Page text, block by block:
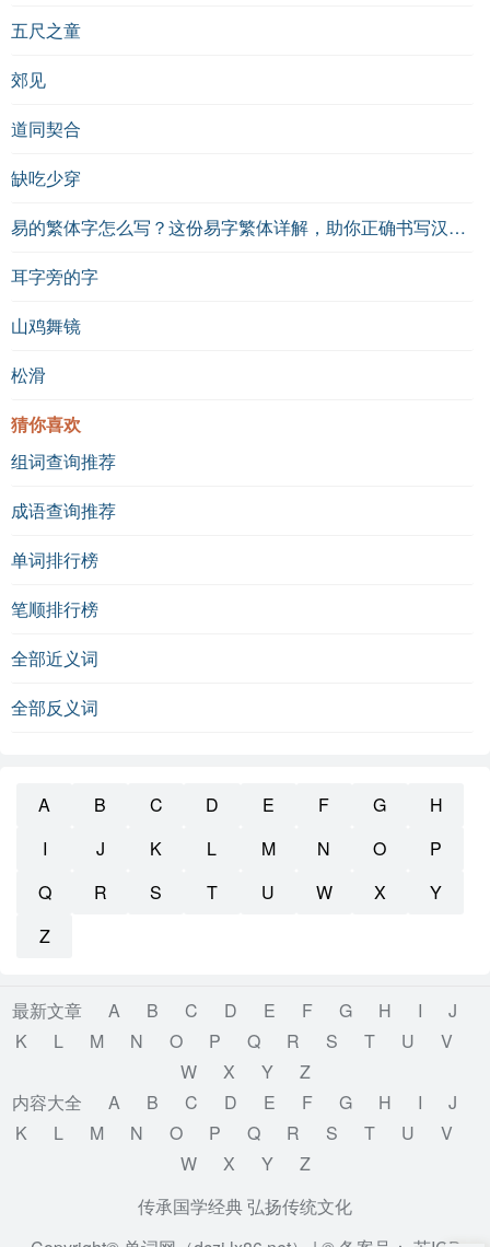
五尺之童
郊见
道同契合
缺吃少穿
易的繁体字怎么写？这份易字繁体详解，助你正确书写汉字_汉字繁体学习
耳字旁的字
山鸡舞镜
松滑
猜你喜欢
组词查询推荐
成语查询推荐
单词排行榜
笔顺排行榜
全部近义词
全部反义词
A B C D E F G
H
I
J K L M N O
P
Q
R S T U W X
Y
Z
最新文章 A B C D E F G H I
J
K
L M N O P Q R S T U
V
W
X Y
Z
内容大全
A B C D E F G H I
J
K
L M N O P Q R S T U
V
W
X Y
Z
传承国学经典 弘扬传统文化